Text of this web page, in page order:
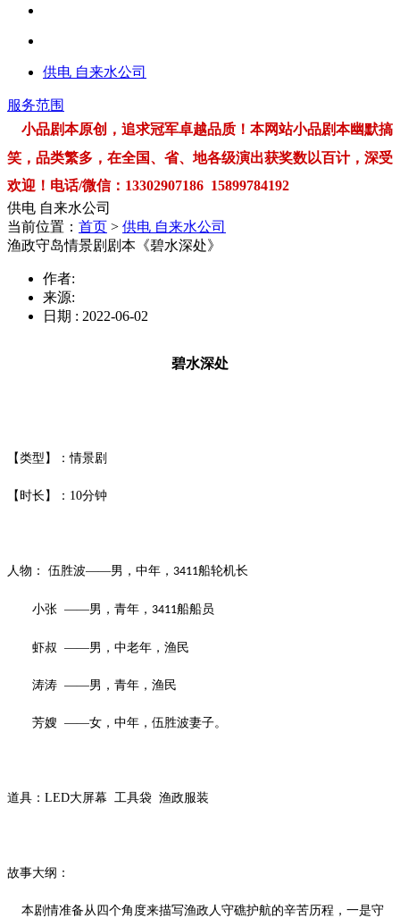
供电 自来水公司
服务范围
小品剧本原创，追求冠军卓越品质！本网站小品剧本幽默搞
笑，品类繁多，在全国、省、地各级演出获奖数以百计，深受
欢迎！电话/微信：13302907186 15899784192
供电 自来水公司
当前位置： 首页 > 供电 自来水公司
渔政守岛情景剧剧本《碧水深处》
作者:
来源:
日期 : 2022-06-02
碧水深处
【类型】：情景剧
【时长】： 10分钟
人物： 伍胜波——男，中年， 3411船轮机长
小张 ——男，青年， 3411船船员
虾叔 ——男，中老年，渔民
涛涛 ——男，青年，渔民
芳嫂 ——女，中年，伍胜波妻子。
道具： LED大屏幕 工具袋 渔政服装
故事大纲：
本剧情准备从四个角度来描写渔政人守礁护航的辛苦历程，一是守